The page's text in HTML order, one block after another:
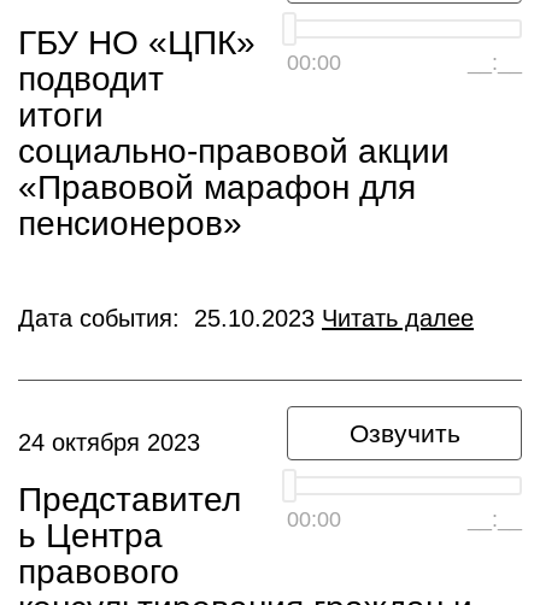
00:00 __:__
ГБУ НО «ЦПК»
подводит
итоги
социально-правовой акции
«Правовой марафон для
пенсионеров»
Дата события: 25.10.2023 Читать далее
Озвучить
00:00 __:__
24 октября 2023
Представител
ь Центра
правового